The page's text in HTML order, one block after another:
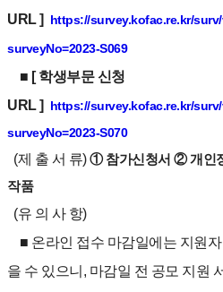
URL]
https://survey.kofac.re.kr/
surveyNo=2023-S069
■ [ 학생부문신청
URL]
https://survey.kofac.re.kr/
surveyNo=2023-S070
(제 출 서 류) ① 참가신청서 ② 개인
작품
(유 의 사 항)
■ 온라인 접수 마감일에는 지원
을 수 있으니, 마감일 전 공모 지원